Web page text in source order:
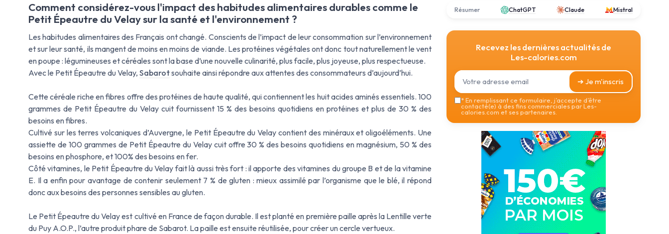
Comment considérez-vous l'impact des habitudes alimentaires durables comme le
Petit Épeautre du Velay sur la santé et l'environnement ?
Les habitudes alimentaires des Français ont changé. Conscients de l’impact de leur consommation sur l’environnement
et sur leur santé, ils mangent de moins en moins de viande. Les protéines végétales ont donc tout naturellement le vent
en poupe : légumineuses et céréales sont la base d’une nouvelle culinarité, plus facile, plus joyeuse, plus respectueuse.
Avec le Petit Épeautre du Velay, Sabarotsouhaite ainsi répondre aux attentes des consommateurs d’aujourd’hui.
Cette céréale riche en fibres offre des protéines de haute qualité, qui contiennent les huit acides aminés essentiels. 100
grammes de Petit Épeautre du Velay cuit fournissent 15 % des besoins quotidiens en protéines et plus de 30 % des
besoins en fibres.
Cultivé sur les terres volcaniques d’Auvergne, le Petit Épeautre du Velay contient des minéraux et oligoéléments. Une
assiette de 100 grammes de Petit Épeautre du Velay cuit offre 30 % des besoins quotidiens en magnésium, 50 % des
besoins en phosphore, et 100% des besoins en fer.
Côté vitamines, le Petit Épeautre du Velay fait là aussi très fort : il apporte des vitamines du groupe B et de la vitamine
E. Il a enfin pour avantage de contenir seulement 7 % de gluten : mieux assimilé par l’organisme que le blé, il répond
donc aux besoins des personnes sensibles au gluten.
Le Petit Épeautre du Velay est cultivé en France de façon durable. Il est planté en première paille après la Lentille verte
du Puy A.O.P., l’autre produit phare de Sabarot. La paille est ensuite réutilisée, pour créer un cercle vertueux.
Résumer ChatGPT Claude Mistral
Recevez les dernières actualités de
Les-calories.com
➔ Je m'inscris
*En remplissant ce formulaire, j’accepte d’être
contacté(e) à des fins commerciales par Les-
calories.com et ses partenaires.